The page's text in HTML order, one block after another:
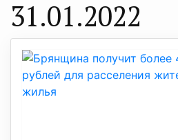
31.01.2022